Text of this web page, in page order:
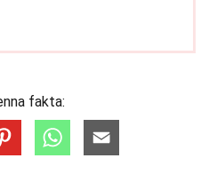
fakta: